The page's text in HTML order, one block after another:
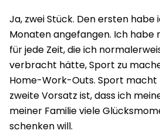
Ja, zwei Stück. Den ersten
Monaten angefangen. Ich habe
für jede Zeit, die ich
verbracht hätte, Sport zu
Home-Work-Outs. Sport macht
zweite Vorsatz ist, dass ich
meiner Familie viele
schenken will.